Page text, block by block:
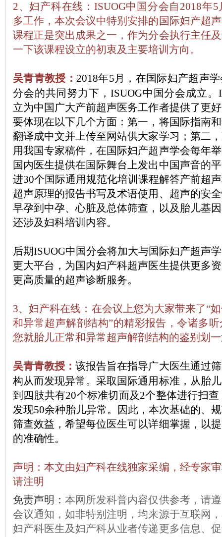
2、妇产科在线：ISUOG中国分会自2018年
多工作，本次会议中特别安排的国际妇产超
课程正是突出成果之一，作为分会执行主任
一下该课程设立的初衷及主要培训方向。
吴青青教授： 2018年5月，在国际妇产超声
分会的共同努力下，ISUOG中国分会成立。
立为中国广大产前超声医务工作者提供了更
要体现在以下几个方面：第一，将国际指南
翻译成中文并上传至网站供大家学习；第二
用我国专家稿件，在国际妇产超声学会每年
国内医生提供在国际舞台上发出中国声音的
进30个国际通用规范化培训课程解答产前超
超声原理的报告书写及术语使用、超声的安
早孕到中孕、心脏及总体筛查，以及胎儿基
还涉及妇科培训内容。
后期ISUOG中国分会将加大与国际妇产超声
更大平台，为国内妇产科超声医生提供更多
更高质量的超声诊断服务。
3、妇产科在线：在会议上您为大家带来了“
和异常超声解剖结构”的精彩报告，令诸多
您就胎儿正常和异常超声解剖结构的鉴别划
吴青青教授：该报告旨在指导广大医生通过
构从而发现异常。采取国际通用标准，从胎
到四肢共有20个标准切面及2个整体进行扫
发现50余种胎儿异常。因此，本次基础的、
筛查效益，希望每位医生可以详细掌握，以
的准确性。
声明：本文由妇产科在线独家采编，经专家
请注明
免责声明：本网所发科普内容仅供参考，请
会议通知，如非特别注明，均来源于互联网
妇产科医生及妇产科从业者传递更多信息、